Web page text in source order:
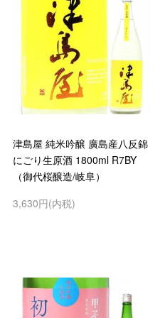
津島屋 純米吟醸 廣島産八反錦
にごり生原酒 1800ml R7BY
（御代桜醸造/岐阜）
3,630円(内税)